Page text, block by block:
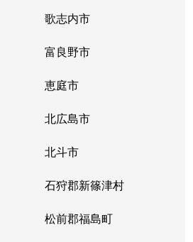
歌志内市
富良野市
恵庭市
北広島市
北斗市
石狩郡新篠津村
松前郡福島町